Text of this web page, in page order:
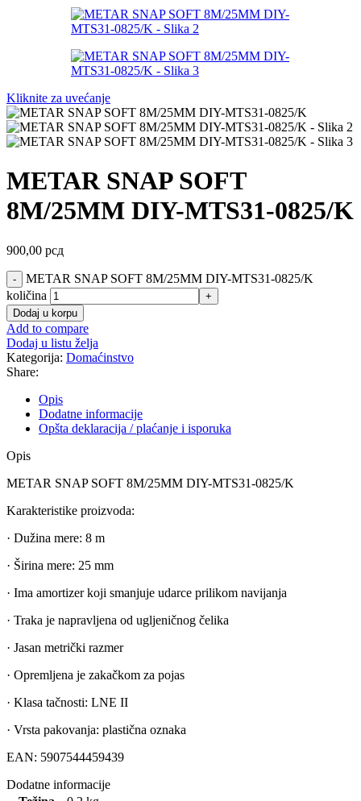
Kliknite za uvećanje
METAR SNAP SOFT
8M/25MM DIY-MTS31-0825/K
900,00 рсд
METAR SNAP SOFT 8M/25MM DIY-MTS31-0825/K
količina
Dodaj u korpu
Add to compare
Dodaj u listu želja
Kategorija: Domaćinstvo
Share:
Opis
Dodatne informacije
Opšta deklaracija / plaćanje i isporuka
Opis
METAR SNAP SOFT 8M/25MM DIY-MTS31-0825/K
Karakteristike proizvoda:
· Dužina mere: 8 m
· Širina mere: 25 mm
· Ima amortizer koji smanjuje udarce prilikom navijanja
· Traka je napravljena od ugljeničnog čelika
· Jasan metrički razmer
· Opremljena je zakačkom za pojas
· Klasa tačnosti: LNE II
· Vrsta pakovanja: plastična oznaka
EAN: 5907544459439
Dodatne informacije